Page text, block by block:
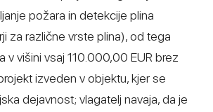
požara in detekcije plina
za različne vrste plina), od tega
v višini vsaj 110.000,00 EUR brez
izveden v objektu, kjer se
dejavnost; vlagatelj navaja, da je